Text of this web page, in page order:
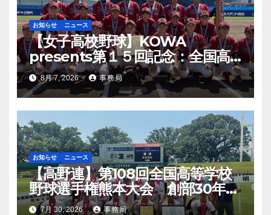
お知らせ ニュース
【女子高校野球】KOWA
presents第１５回記念：全国高
等学校女子硬式野球ユース大会開
幕
8月 7, 2026 事務局
お知らせ ニュース
【高野連】第108回全国高等学校
野球選手権熊本大会 創部30年有
明高校悲願の初優勝
7月 30, 2026 事務局